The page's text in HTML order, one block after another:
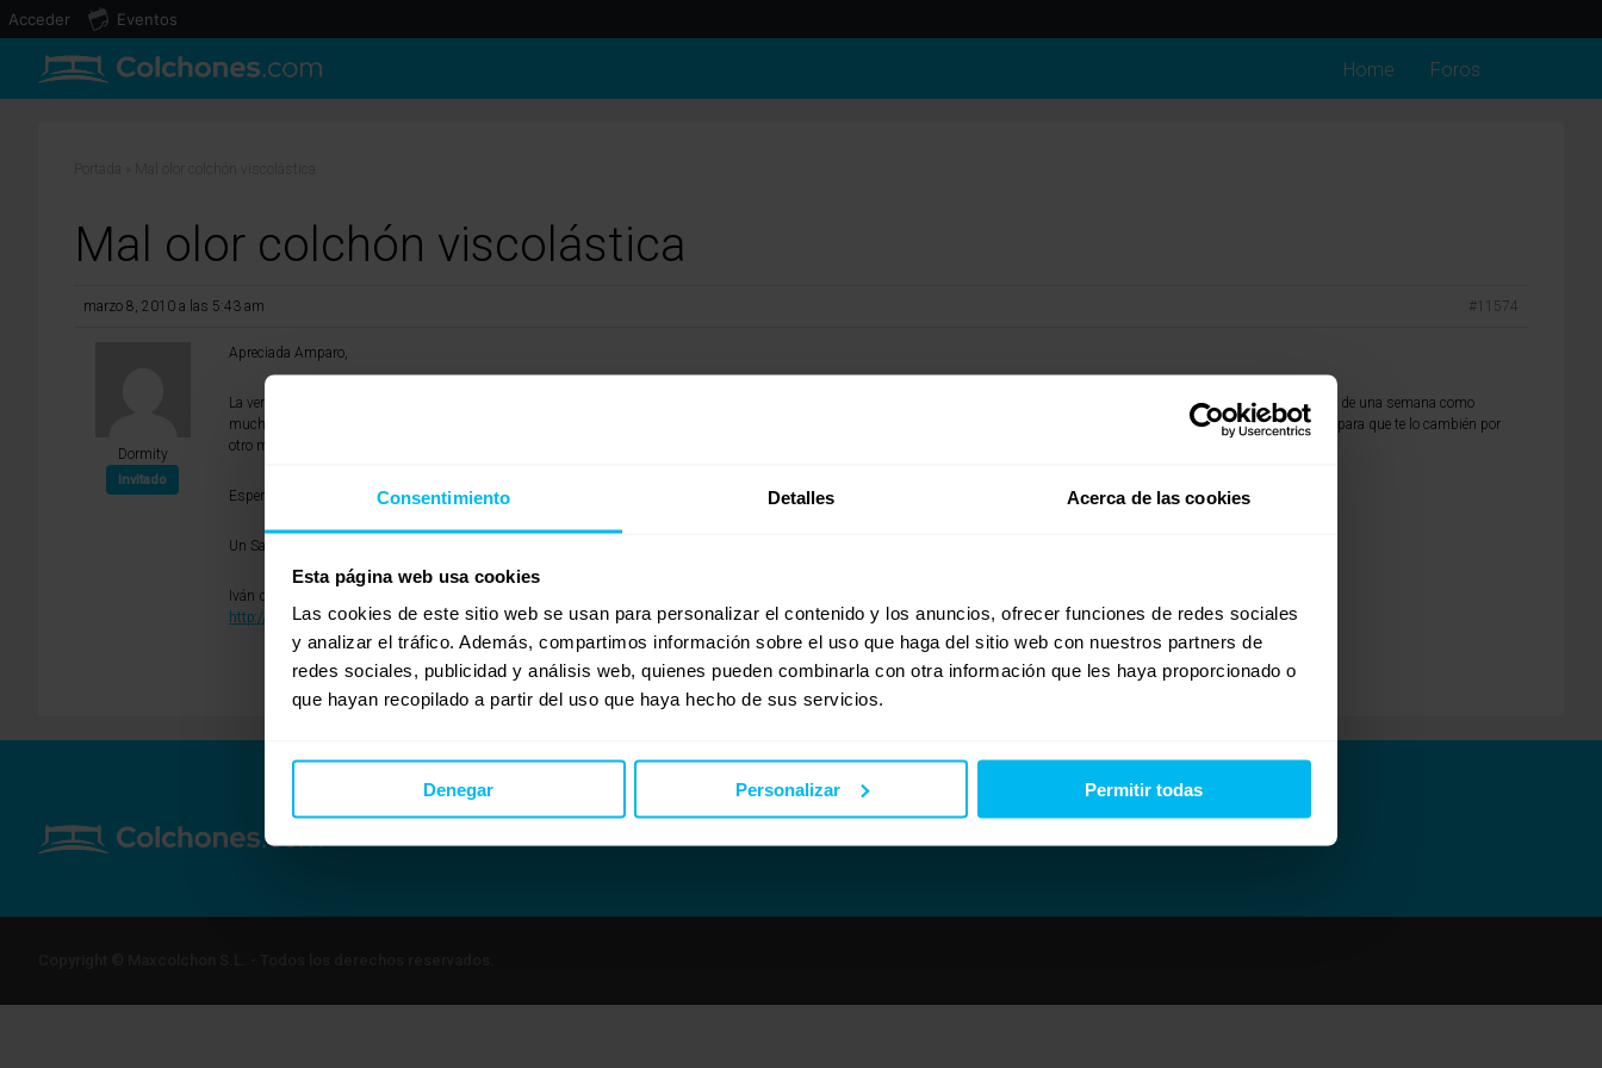
Consentimiento Detalles Acerca de las cookies
Esta página web usa cookies
Las cookies de este sitio web se usan para personalizar el contenido y los anuncios, ofrecer funciones de redes sociales
y analizar el tráfico. Además, compartimos información sobre el uso que haga del sitio web con nuestros partners de
redes sociales, publicidad y análisis web, quienes pueden combinarla con otra información que les haya proporcionado o
que hayan recopilado a partir del uso que haya hecho de sus servicios.
Denegar Personalizar Permitir todas
Home Foros
Mal olor colchón viscolástica
marzo 8, 2010 a las 5:43 am #11574
Dormity
Invitado
Apreciada Amparo,
La verdad es un poco raro esto que indicas. Es cierto que todos los colchones cuando se abren en el domicilio desprenden un olor algo desagrable pero se puede aguantar y al cabo de una semana como
mucho suele desaparecer por completo. Si ya te ha pasado una vez y ahora con el mismo modelo te sucede lo mismo creo que deberías de hablar con la tienda donde lo compraste para que te lo cambién por
otro modelo que te guste.
Espero haberte sido de ayuda.
Un Saludo.
Iván de Dormity.
http://www.dormity.com
Acceder Eventos